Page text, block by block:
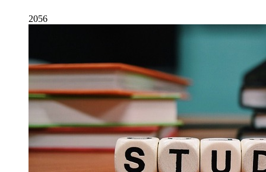
2056